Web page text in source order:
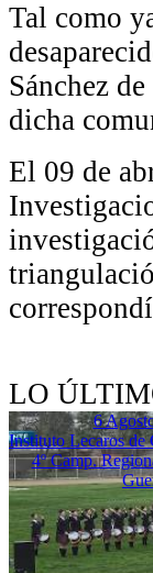
Tal como
Sánchez
dicha
El 09 de
LO
6
Instituto Lecaros de
4º Camp.